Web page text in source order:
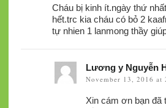
Cháu bị kinh ít.ngày thứ
hết.trc kia cháu có bỏ 2
tự nhien 1 lanmong thầy
Lương y Nguyễn
November 13, 2016 at
Xin cám ơn bạn đã